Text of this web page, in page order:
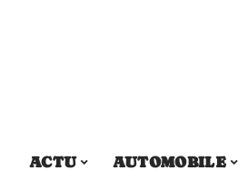
ACTU AUTOMOBILE